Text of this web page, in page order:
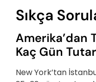
Sıkça
Amerika’dan
Kaç Gün
New York’tan